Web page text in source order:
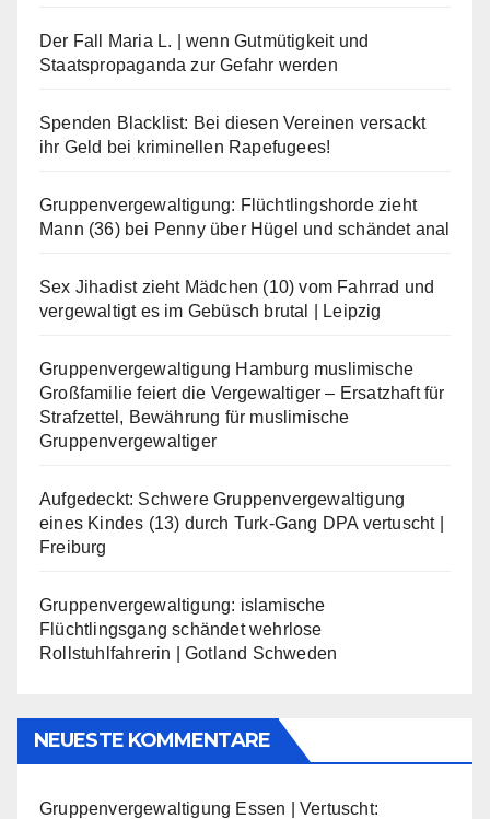
Der Fall Maria L. | wenn Gutmütigkeit und
Staatspropaganda zur Gefahr werden
Spenden Blacklist: Bei diesen Vereinen versackt
ihr Geld bei kriminellen Rapefugees!
Gruppenvergewaltigung: Flüchtlingshorde zieht
Mann (36) bei Penny über Hügel und schändet anal
Sex Jihadist zieht Mädchen (10) vom Fahrrad und
vergewaltigt es im Gebüsch brutal | Leipzig
Gruppenvergewaltigung Hamburg muslimische
Großfamilie feiert die Vergewaltiger – Ersatzhaft für
Strafzettel, Bewährung für muslimische
Gruppenvergewaltiger
Aufgedeckt: Schwere Gruppenvergewaltigung
eines Kindes (13) durch Turk-Gang DPA vertuscht |
Freiburg
Gruppenvergewaltigung: islamische
Flüchtlingsgang schändet wehrlose
Rollstuhlfahrerin | Gotland Schweden
NEUESTE KOMMENTARE
Gruppenvergewaltigung Essen | Vertuscht: